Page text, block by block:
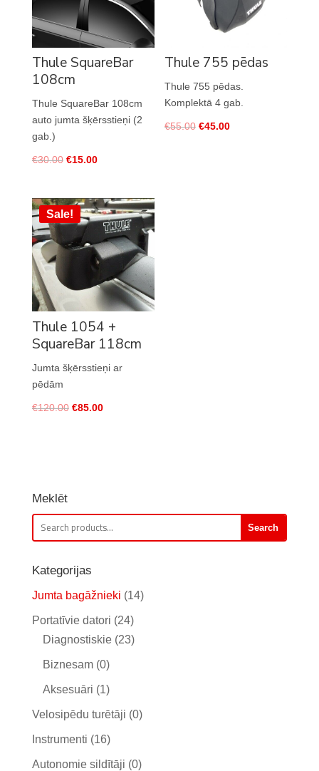
Thule SquareBar
108cm
Thule SquareBar 108cm
auto jumta šķērsstieņi (2
gab.)
€30.00 €15.00
Thule 755 pēdas
Thule 755 pēdas.
Komplektā 4 gab.
€55.00 €45.00
Sale!
Thule 1054 +
SquareBar 118cm
Jumta šķērsstieņi ar
pēdām
€120.00 €85.00
Meklēt
Search
for:
Search
Kategorijas
Jumta bagāžnieki (14)
Portatīvie datori (24)
Diagnostiskie (23)
Biznesam (0)
Aksesuāri (1)
Velosipēdu turētāji (0)
Instrumenti (16)
Autonomie sildītāji (0)